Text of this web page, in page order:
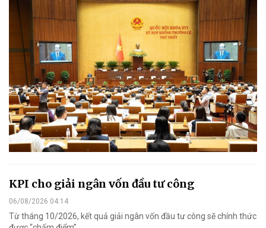
KPI cho giải ngân vốn đầu tư công
06/08/2026 04:14
Từ tháng 10/2026, kết quả giải ngân vốn đầu tư công sẽ chính thức